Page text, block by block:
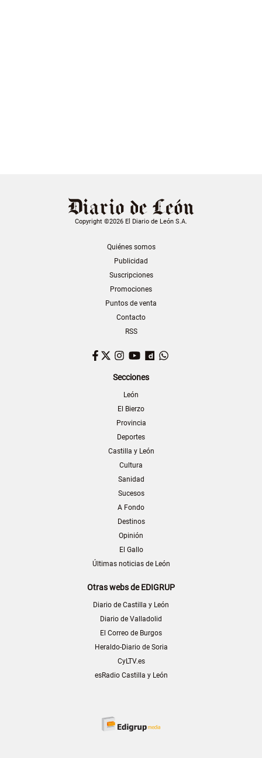
Copyright ©2026 El Diario de León S.A.
Quiénes somos
Publicidad
Suscripciones
Promociones
Puntos de venta
Contacto
RSS
Facebook
TwitterInstagram
YouTubeDailymotion
Secciones
León
El Bierzo
Provincia
Deportes
Castilla y León
Cultura
Sanidad
Sucesos
A Fondo
Destinos
Opinión
El Gallo
Últimas noticias de León
Otras webs de EDIGRUP
Diario de Castilla y León
Diario de Valladolid
El Correo de Burgos
Heraldo-Diario de Soria
CyLTV.es
esRadio Castilla y León